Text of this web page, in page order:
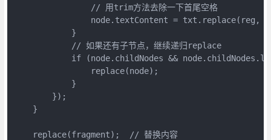
                // 用trim方法去除一下首尾空格
node.textContent = txt.replace(reg,
            }
            // 如果还有子节点，继续递归replace
if (node.childNodes &&
                replace(node);
            }
        });
    }
    replace(fragment);  // 替换内容